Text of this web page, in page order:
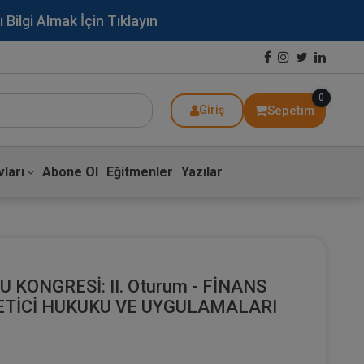
Almak İçin Tıklayın
Giriş Sepetim
0
Abone Ol Eğitmenler Yazılar
KONGRESİ: II. Oturum - FİNANS
HUKUKU VE UYGULAMALARI